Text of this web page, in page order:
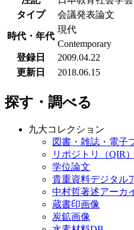
タイプ
会議発表論文
時代・年代
現代
Contemporary
登録日
2009.04.22
更新日
2018.06.15
探す・調べる
九大コレクション
図書・雑誌・電子
リポジトリ（QIR）
学位論文
貴重資料デジタル
中村哲著述アーカ
蔵書印画像
炭鉱画像